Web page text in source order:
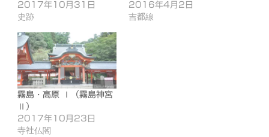
2017年10月31日
史跡
2016年4月2日
吉都線
霧島・高原 Ⅰ（霧島神宮
Ⅱ）
2017年10月23日
寺社仏閣